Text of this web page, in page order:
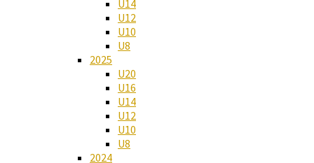
U14
U12
U10
U8
2025
U20
U16
U14
U12
U10
U8
2024